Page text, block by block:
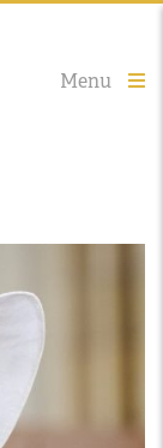
Menu